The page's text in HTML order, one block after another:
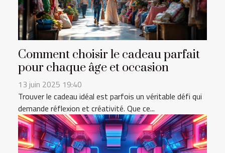
Comment choisir le cadeau parfait
pour chaque âge et occasion
13 juin 2025 19:40
Trouver le cadeau idéal est parfois un véritable défi qui
demande réflexion et créativité. Que ce...